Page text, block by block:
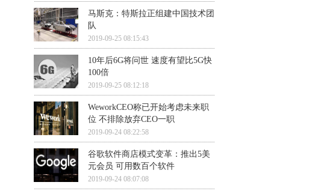
马斯克：特斯拉正组建中国技术团
队
2019-09-25 08:15:43
10年后6G将问世 速度有望比5G快
100倍
2019-09-25 08:12:18
WeworkCEO称已开始考虑未来职
位 不排除放弃CEO一职
2019-09-24 08:22:58
谷歌软件商店模式变革：推出5美
元会员 可用数百个软件
2019-09-24 08:07:08